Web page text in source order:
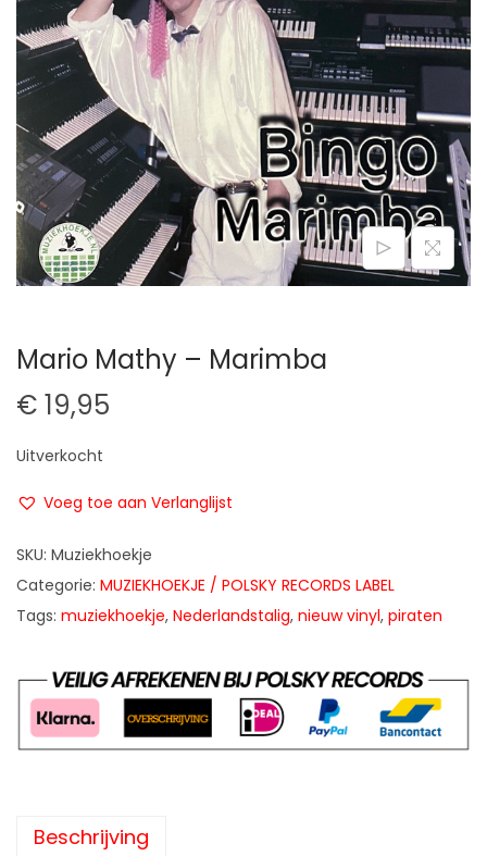
t
i
e
u
d
Mario Mathy – Marimba
€ 19,95
Uitverkocht
Voeg toe aan Verlanglijst
SKU: Muziekhoekje
Categorie: MUZIEKHOEKJE / POLSKY RECORDS LABEL
Tags: muziekhoekje, Nederlandstalig, nieuw vinyl, piraten
Beschrijving